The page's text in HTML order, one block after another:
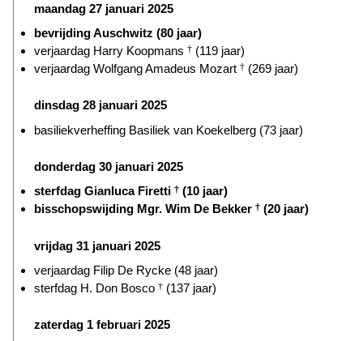
maandag 27 januari 2025
bevrijding Auschwitz (80 jaar)
verjaardag Harry Koopmans † (119 jaar)
verjaardag Wolfgang Amadeus Mozart † (269 jaar)
dinsdag 28 januari 2025
basiliekverheffing Basiliek van Koekelberg (73 jaar)
donderdag 30 januari 2025
sterfdag Gianluca Firetti † (10 jaar)
bisschopswijding Mgr. Wim De Bekker † (20 jaar)
vrijdag 31 januari 2025
verjaardag Filip De Rycke (48 jaar)
sterfdag H. Don Bosco † (137 jaar)
zaterdag 1 februari 2025